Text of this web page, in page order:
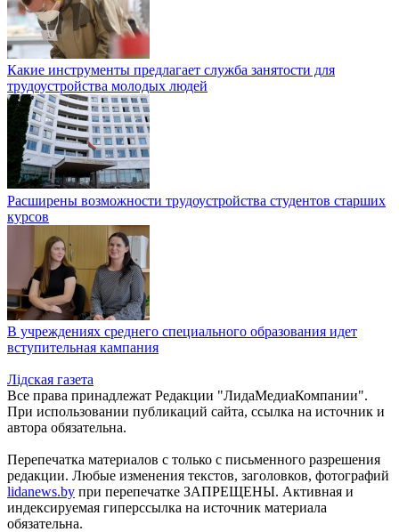
Какие инструменты предлагает служба занятости для
трудоустройства молодых людей
Расширены возможности трудоустройства студентов старших
курсов
В учреждениях среднего специального образования идет
вступительная кампания
Лiдская газета
Все права принадлежат Редакции "ЛидаМедиаКомпании".
При использовании публикаций сайта, ссылка на источник и
автора обязательна.
Перепечатка материалов c только с письменного разрешения
редакции. Любые изменения текстов, заголовков, фотографий
lidanews.by при перепечатке ЗАПРЕЩЕНЫ. Активная и
индексируемая гиперссылка на источник материала
обязательна.